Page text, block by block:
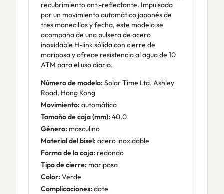
recubrimiento anti-reflectante. Impulsado
por un movimiento automático japonés de
tres manecillas y fecha, este modelo se
acompaña de una pulsera de acero
inoxidable H-link sólida con cierre de
mariposa y ofrece resistencia al agua de 10
ATM para el uso diario.
Número de modelo: Solar Time Ltd. Ashley
Road, Hong Kong
Movimiento: automático
Tamaño de caja (mm): 40.0
Género: masculino
Material del bisel: acero inoxidable
Forma de la caja: redondo
Tipo de cierre: mariposa
Color: Verde
Complicaciones: date